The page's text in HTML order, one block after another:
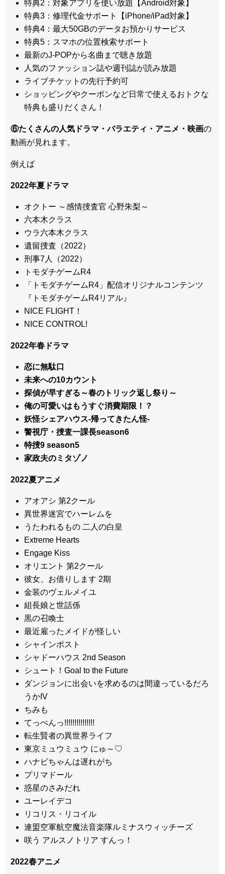
特典2：対象アプリを使い放題【Android対象】
特典3：修理代金サポート【iPhone/iPad対象】
特典4：最大50GBのデータお預かりサービス
特典5：スマホの位置検索サポート
最新のJ-POPから名曲まで聴き放題
人気のファッション誌や週刊誌が読み放題
ライブチケットの先行予約可
ショッピングやクーポンなど日常で使えるおトクな
特典も盛りだくさん！
⑥たくさんの人気ドラマ・バラエティ・アニメ・映画の
動画が見れます。
例えば
2022年夏ドラマ
オクトー ～感情捜査官 心野朱梨～
六本木クラス
ウラ六本木クラス
遺留捜査（2022）
刑事7人（2022）
トモダチゲームR4
「トモダチゲームR4」配信オリジナルコンテンツ
『トモダチゲームR4リアル』
NICE FLIGHT！
NICE CONTROL!
2022年春ドラマ
恋に無駄口
未来への10カウント
探偵が早すぎる～春のトリック返し祭り～
俺の可愛いはもうすぐ消費期限！？
妖怪シェアハウス-帰ってきたん怪-
警視庁・捜査一課長season6
特捜9 season5
家政夫のミタゾノ
2022夏アニメ
アオアシ 第2クール
異世界迷宮でハーレムを
うたわれるもの 二人の白皇
Extreme Hearts
Engage Kiss
オリエント 第2クール
彼女、お借りします 2期
金装のヴェルメイユ
組長娘と世話係
黒の召喚士
最近雇ったメイドが怪しい
シャインポスト
シャドーハウス 2nd Season
シュート！Goal to the Future
ダンジョンに出会いを求めるのは間違っているだろ
うかIV
ちみも
てっぺんっ!!!!!!!!!!!!!!!
転生賢者の異世界ライフ
東京ミュウミュウ にゅ～♡
ハナビちゃんは遅れがち
プリマドール
惑星のさみだれ
ユーレイデコ
リコリス・リコイル
連盟空軍航空魔法音楽隊ルミナスウィッチーズ
咲う アルスノトリア すんっ！
2022春アニメ